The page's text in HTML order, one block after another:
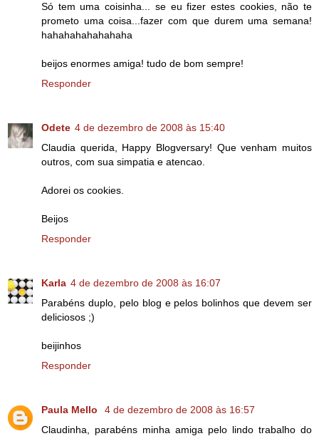
Só tem uma coisinha... se eu fizer estes cookies, não te
prometo uma coisa...fazer com que durem uma semana!
hahahahahahahaha
beijos enormes amiga! tudo de bom sempre!
Responder
Odete 4 de dezembro de 2008 às 15:40
Claudia querida, Happy Blogversary! Que venham muitos
outros, com sua simpatia e atencao.
Adorei os cookies.
Beijos
Responder
Karla 4 de dezembro de 2008 às 16:07
Parabéns duplo, pelo blog e pelos bolinhos que devem ser
deliciosos ;)
beijinhos
Responder
Paula Mello
4 de dezembro de 2008 às 16:57
Claudinha, parabéns minha amiga pelo lindo trabalho do